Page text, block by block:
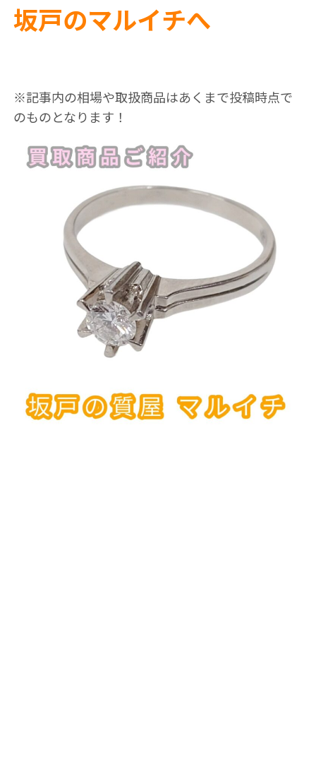
坂戸のマルイチへ
※記事内の相場や取扱商品はあくまで投稿時点で
のものとなります！